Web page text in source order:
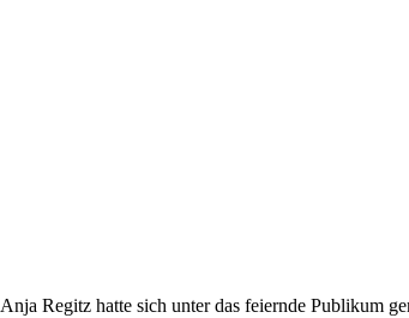
Anja Regitz hatte sich unter das feiernde Publikum